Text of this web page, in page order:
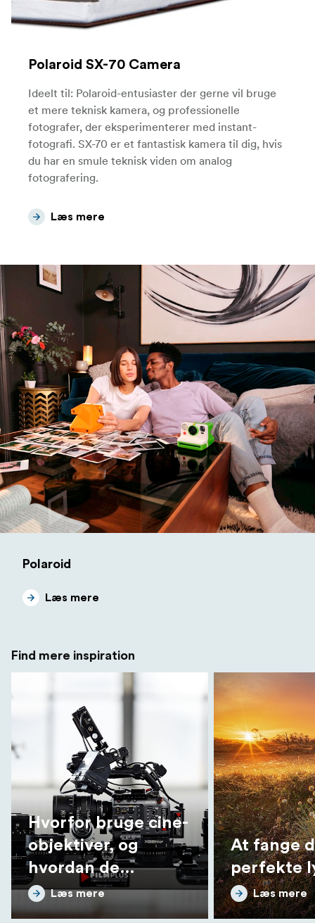
Polaroid SX-70 Camera
Ideelt til: Polaroid-entusiaster der gerne vil bruge
et mere teknisk kamera, og professionelle
fotografer, der eksperimenterer med instant-
fotografi. SX-70 er et fantastisk kamera til dig, hvis
du har en smule teknisk viden om analog
fotografering.
Læs mere
Polaroid
Læs mere
Find mere inspiration
Hvorfor bruge cine-
objektiver, og
hvordan de
adskiller sig fra
fotoobjektiver
Læs mere
At fange
perfekte
Læs mere